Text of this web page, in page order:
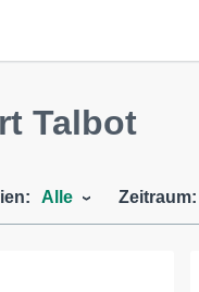
Talbot
Alle Zeitraum: